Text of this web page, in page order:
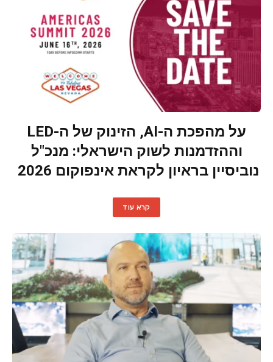
על מהפכת ה-AI, הזינוק של ה-LED
וההזדמנות לשוק הישראלי: מנכ"ל
נוביסיין בראיון לקראת אינפוקום 2026
קרא עוד